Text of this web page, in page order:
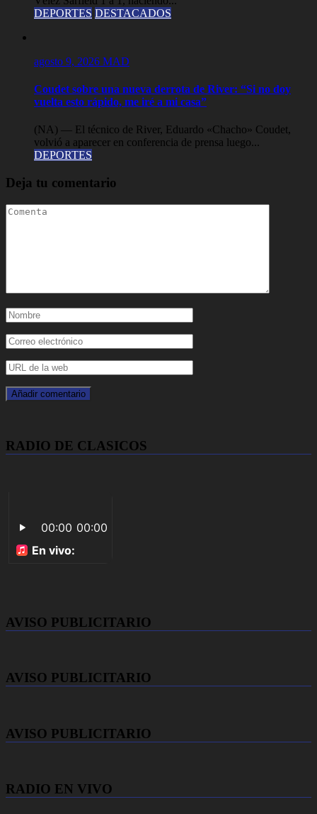
DEPORTES DESTACADOS
agosto 9, 2026 MAD
Coudet sobre una nueva derrota de River: “Si no doy
vuelta esto rápido, me iré a mi casa”
(NA) — El técnico de River, Eduardo «Chacho» Coudet,
volvió a aparecer en conferencia de prensa luego...
DEPORTES
Deja tu comentario
RADIO DE CLASICOS
AVISO PUBLICITARIO
AVISO PUBLICITARIO
AVISO PUBLICITARIO
RADIO EN VIVO